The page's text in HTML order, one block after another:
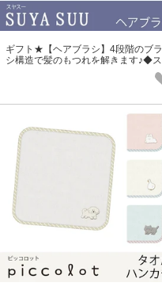
ギフト★【ヘアブラシ】4段階のブラ
シ構造で髪のもつれを解きます♪◆ス